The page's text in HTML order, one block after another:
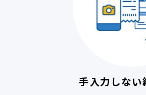
手入力しない